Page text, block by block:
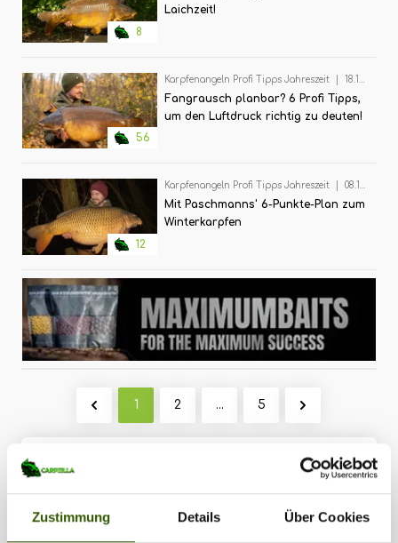
Zustimmung Details Über Cookies
8
Laichzeit!
56
Karpfenangeln Profi Tipps Jahreszeit 18.12.2023
Fangrausch planbar? 6 Profi Tipps,
um den Luftdruck richtig zu deuten!
12
Karpfenangeln Profi Tipps Jahreszeit 08.12.2023
Mit Paschmanns' 6-Punkte-Plan zum
Winterkarpfen
1 2 ... 5